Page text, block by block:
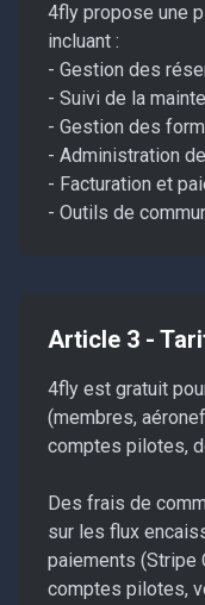
4fly propose une
incluant :
- Gestion des
- Suivi de la
- Gestion des
- Administration
- Facturation et
- Outils de
Article 3 -
4fly est gratuit
(membres,
comptes pilotes,
Des frais de
sur les flux
paiements (Stripe
comptes pilotes,